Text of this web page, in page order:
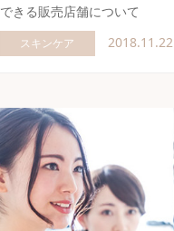
できる販売店舗について
スキンケア 2018.11.22